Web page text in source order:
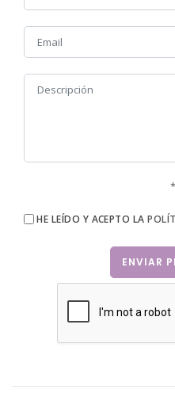
HE LEÍDO Y ACEPTO LA
ENVIAR